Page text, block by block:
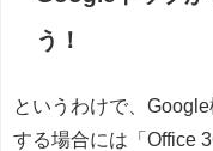
う！
というわけで、
する場合には「Office